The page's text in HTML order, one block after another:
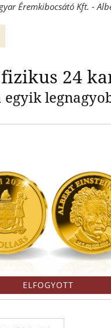
Éremkibocsátó Kft. -
24
ELFOGYOTT